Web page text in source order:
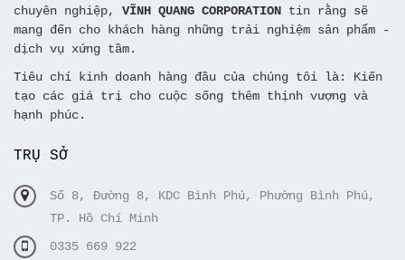
chuyên nghiệp, VĨNH QUANG CORPORATION tin rằng sẽ
mang đến cho khách hàng những trải nghiệm sản phẩm -
dịch vụ xứng tầm.
Tiêu chí kinh doanh hàng đầu của chúng tôi là: Kiến
tạo các giá trị cho cuộc sống thêm thịnh vượng và
hạnh phúc.
TRỤ SỞ
Số 8, Đường 8, KDC Bình Phú, Phường Bình Phú,
TP. Hồ Chí Minh
0335 669 922